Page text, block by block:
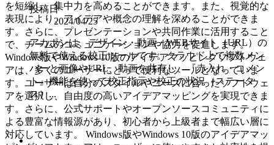
を短縮し、集中力を高めることができます。また、視覚的な
表現により、アイデアや概念の理解を深めることができま
す。さらに、プレゼンテーションや共同作業に活用すること
で、チームのコミュニケーションや協力を促進します。
Windows版やWindows 10版のアイデアマッピングソフトウェ
アは、多くのユーザーにとって便利なツールとなっていま
す。ユーザーは自分のスタイルやニーズに合ったソフトウェ
アを選択し、自由度の高いアイデアマッピングを実現できま
す。さらに、公式サポートやオープンソースコミュニティに
よる豊富な情報源があり、初心者から上級者まで幅広い層に
対応しています。 Windows版やWindows 10版のアイデアマッ
投稿日
2024/04/25
アカポンは、デザイン・動画・WEBサイト（URL）の
無料で使える校正ツールです。クラウド上で複数メン
バーと画像やURL、動画を共有し、『赤入れ・コメン
ト』機能を使って校正指示や校正の状況（ステータ
ス）...